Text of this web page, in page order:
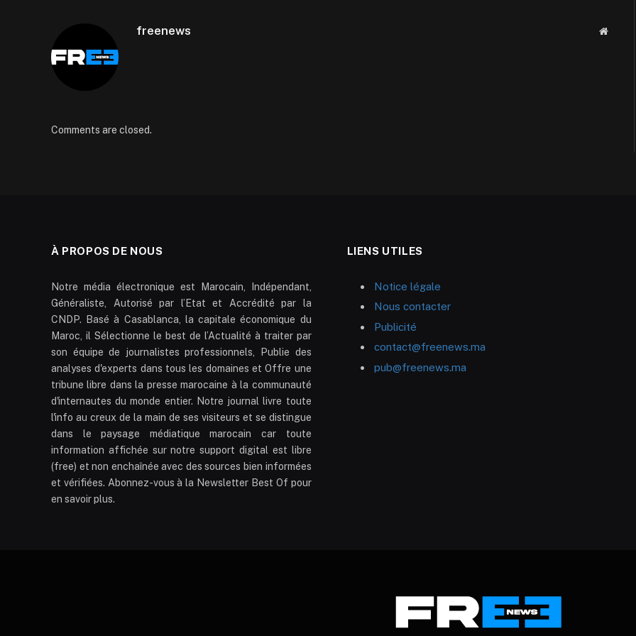
freenews
Comments are closed.
À PROPOS DE NOUS
Notre média électronique est Marocain, Indépendant,
Généraliste, Autorisé par l’Etat et Accrédité par la
CNDP. Basé à Casablanca, la capitale économique du
Maroc, il Sélectionne le best de l’Actualité à traiter par
son équipe de journalistes professionnels, Publie des
analyses d'experts dans tous les domaines et Offre une
tribune libre dans la presse marocaine à la communauté
d'internautes du monde entier. Notre journal livre toute
l'info au creux de la main de ses visiteurs et se distingue
dans le paysage médiatique marocain car toute
information affichée sur notre support digital est libre
(free) et non enchaînée avec des sources bien informées
et vérifiées. Abonnez-vous à la Newsletter Best Of pour
en savoir plus.
LIENS UTILES
Notice légale
Nous contacter
Publicité
contact@freenews.ma
pub@freenews.ma